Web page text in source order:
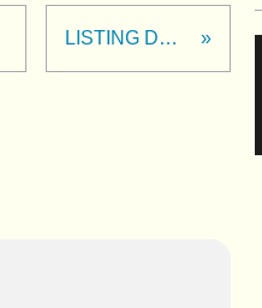
LISTING DE MAI